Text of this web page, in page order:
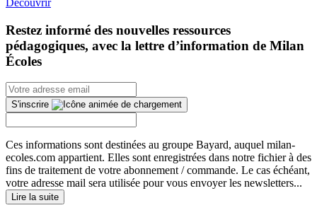
Découvrir
Restez informé des nouvelles ressources
pédagogiques, avec la lettre d’information de Milan
Écoles
S'inscrire
Ces informations sont destinées au groupe Bayard, auquel milan-
ecoles.com appartient. Elles sont enregistrées dans notre fichier à des
fins de traitement de votre abonnement / commande. Le cas échéant,
votre adresse mail sera utilisée pour vous envoyer les newsletters...
Lire la suite